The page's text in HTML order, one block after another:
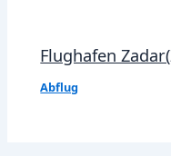
Flughafen
Abflug